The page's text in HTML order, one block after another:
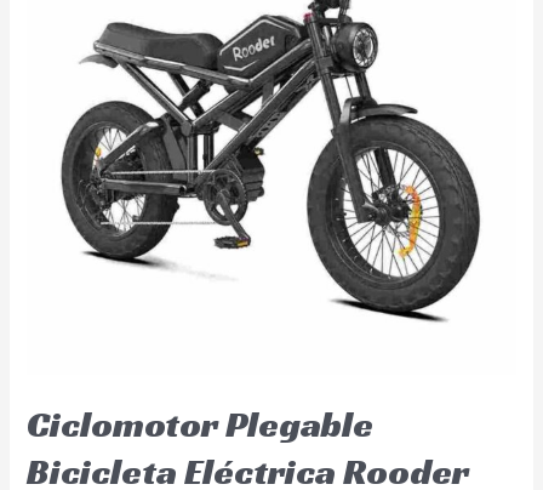
Ciclomotor Plegable
Bicicleta Eléctrica Rooder